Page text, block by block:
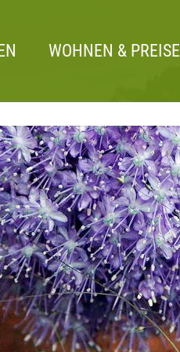
WOHNEN & PREISE